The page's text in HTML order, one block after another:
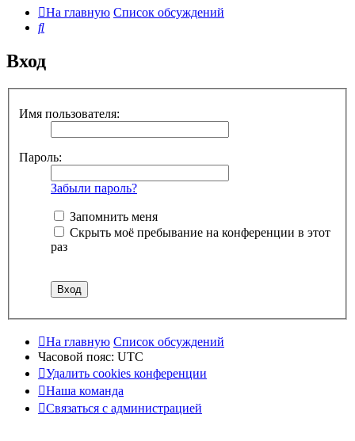
На главную Список обсуждений
Поиск
Вход
Имя пользователя:
Пароль:
Забыли пароль?
Запомнить меня
Скрыть моё пребывание на конференции в этот
раз
На главную Список обсуждений
Часовой пояс: UTC
Удалить cookies конференции
Наша команда
Связаться с администрацией